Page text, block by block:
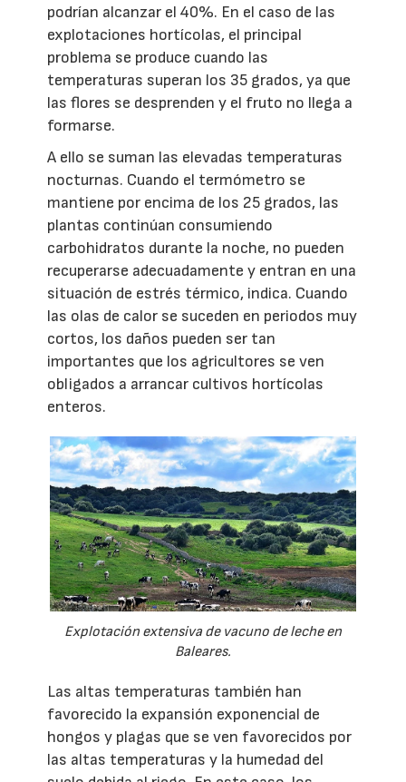
podrían alcanzar el 40%. En el caso de las
explotaciones hortícolas, el principal
problema se produce cuando las
temperaturas superan los 35 grados, ya que
las flores se desprenden y el fruto no llega a
formarse.
A ello se suman las elevadas temperaturas
nocturnas. Cuando el termómetro se
mantiene por encima de los 25 grados, las
plantas continúan consumiendo
carbohidratos durante la noche, no pueden
recuperarse adecuadamente y entran en una
situación de estrés térmico, indica. Cuando
las olas de calor se suceden en periodos muy
cortos, los daños pueden ser tan
importantes que los agricultores se ven
obligados a arrancar cultivos hortícolas
enteros.
Explotación extensiva de vacuno de leche en
Baleares.
Las altas temperaturas también han
favorecido la expansión exponencial de
hongos y plagas que se ven favorecidos por
las altas temperaturas y la humedad del